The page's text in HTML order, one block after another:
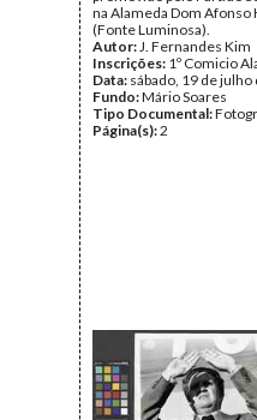
na Alameda Dom
(Fonte Luminosa).
Autor:J. Fernandes Kim
Inscrições: 1º Comicio
Data: sábado, 19 de julho
Fundo:Mário Soares
Tipo Documental:
Página(s):2